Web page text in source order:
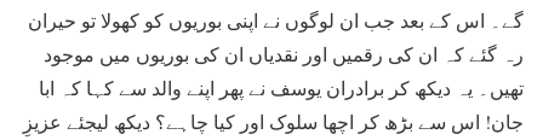
گے۔ اس کے بعد جب ان لوگوں نے اپنی بوریوں کو کھولا تو حیران
رہ گئے کہ ان کی رقمیں اور نقدیاں ان کی بوریوں میں موجود
تھیں۔ یہ دیکھ کر برادران یوسف نے پھر اپنے والد سے کہا کہ ابا
جان! اس سے بڑھ کر اچھا سلوک اور کیا چاہے؟ دیکھ لیجئے عزیزِ